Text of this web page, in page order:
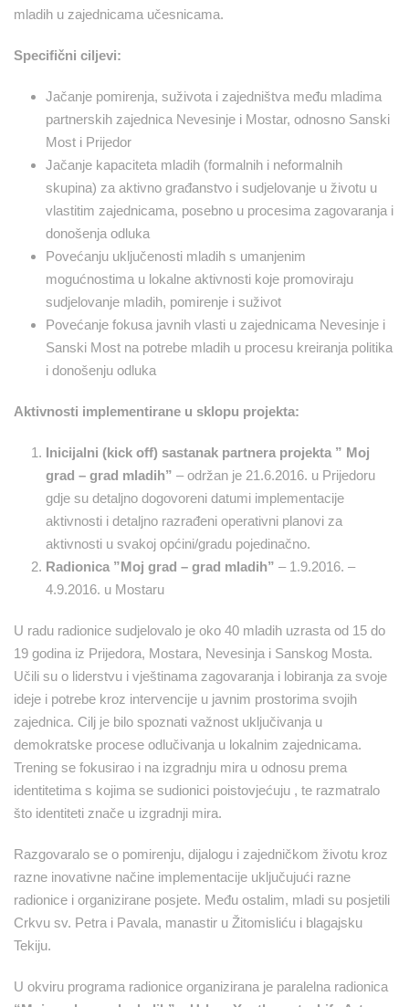
mladih u zajednicama učesnicama.
Specifični ciljevi:
Jačanje pomirenja, suživota i zajedništva među mladima
partnerskih zajednica Nevesinje i Mostar, odnosno Sanski
Most i Prijedor
Jačanje kapaciteta mladih (formalnih i neformalnih
skupina) za aktivno građanstvo i sudjelovanje u životu u
vlastitim zajednicama, posebno u procesima zagovaranja i
donošenja odluka
Povećanju uključenosti mladih s umanjenim
mogućnostima u lokalne aktivnosti koje promoviraju
sudjelovanje mladih, pomirenje i suživot
Povećanje fokusa javnih vlasti u zajednicama Nevesinje i
Sanski Most na potrebe mladih u procesu kreiranja politika
i donošenju odluka
Aktivnosti implementirane u sklopu projekta:
Inicijalni (kick off) sastanak partnera projekta ” Moj
grad – grad mladih” – održan je 21.6.2016. u Prijedoru
gdje su detaljno dogovoreni datumi implementacije
aktivnosti i detaljno razrađeni operativni planovi za
aktivnosti u svakoj općini/gradu pojedinačno.
Radionica ”Moj grad – grad mladih” – 1.9.2016. –
4.9.2016. u Mostaru
U radu radionice sudjelovalo je oko 40 mladih uzrasta od 15 do
19 godina iz Prijedora, Mostara, Nevesinja i Sanskog Mosta.
Učili su o liderstvu i vještinama zagovaranja i lobiranja za svoje
ideje i potrebe kroz intervencije u javnim prostorima svojih
zajednica. Cilj je bilo spoznati važnost uključivanja u
demokratske procese odlučivanja u lokalnim zajednicama.
Trening se fokusirao i na izgradnju mira u odnosu prema
identitetima s kojima se sudionici poistovjećuju , te razmatralo
što identiteti znače u izgradnji mira.
Razgovaralo se o pomirenju, dijalogu i zajedničkom životu kroz
razne inovativne načine implementacije uključujući razne
radionice i organizirane posjete. Među ostalim, mladi su posjetili
Crkvu sv. Petra i Pavala, manastir u Žitomisliću i blagajsku
Tekiju.
U okviru programa radionice organizirana je paralelna radionica